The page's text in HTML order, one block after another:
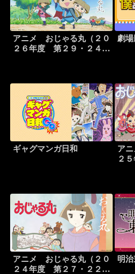
アニメ おじゃる丸（２０
２６年度 第２９・２４シ
劇場
ギャグマンガ日和
ア
２
アニメ おじゃる丸（２０
２４年度 第２７・２２シ
明